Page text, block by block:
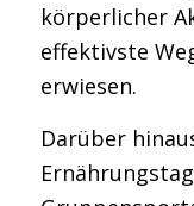
körperlicher
effektivste
erwiesen.
Darüber